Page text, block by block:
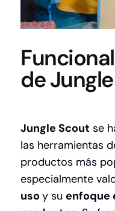
de
Jungle Scout se
las herramientas
productos más
especialmente
uso y su enfoque